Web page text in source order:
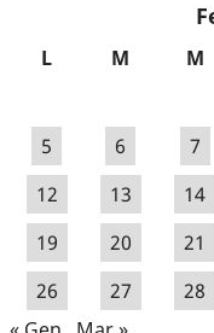
L M M
5
6 7
12
13 14
19
20 21
26
27
28